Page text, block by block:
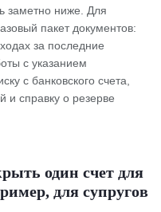
заметно ниже. Для
пакет документов:
за последние
с указанием
с банковского счета,
и справку о резерве
один счет для
для супругов